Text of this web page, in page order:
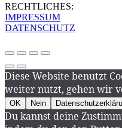
RECHTLICHES:
IMPRESSUM
DATENSCHUTZ
Diese Website benutzt
weiter nutzt, gehen wir
OK Nein
Du kannst deine